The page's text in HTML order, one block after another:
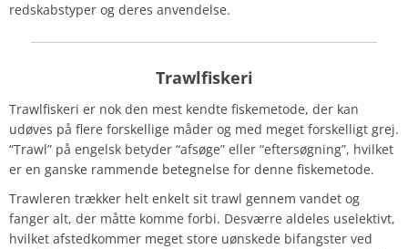
redskabstyper og deres anvendelse.
Trawlfiskeri
Trawlfiskeri er nok den mest kendte fiskemetode, der kan
udøves på flere forskellige måder og med meget forskelligt grej.
“Trawl” på engelsk betyder “afsøge” eller “eftersøgning”, hvilket
er en ganske rammende betegnelse for denne fiskemetode.
Trawleren trækker helt enkelt sit trawl gennem vandet og
fanger alt, der måtte komme forbi. Desværre aldeles uselektivt,
hvilket afstedkommer meget store uønskede bifangster ved